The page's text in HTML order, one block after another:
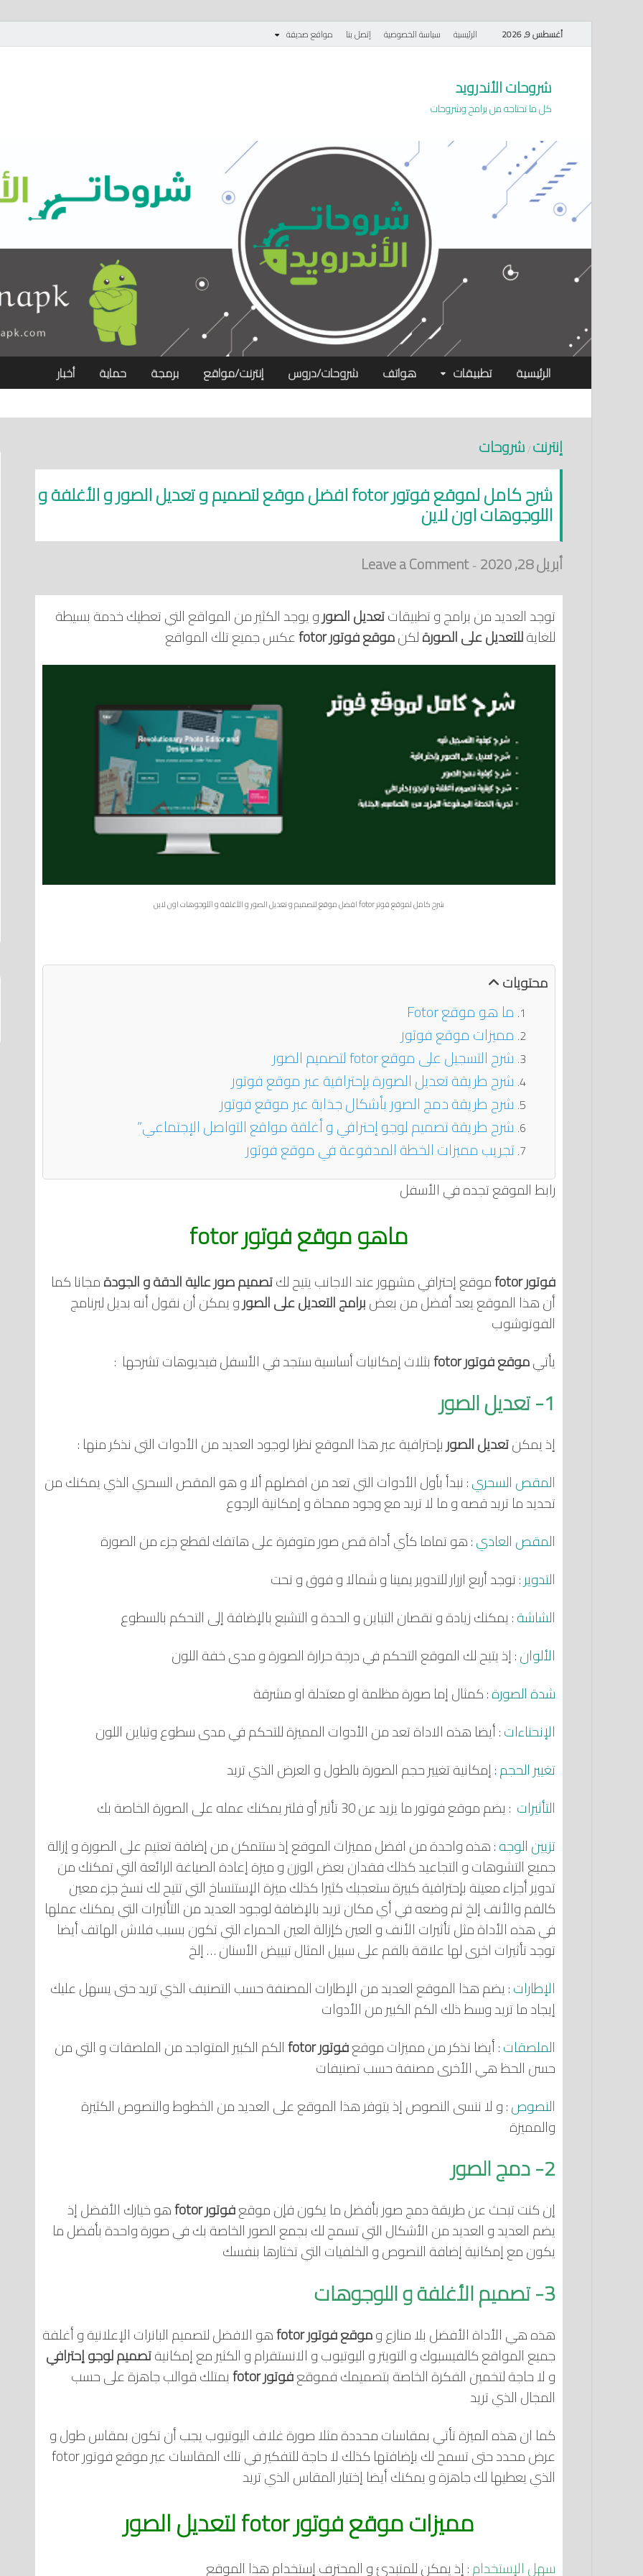
أغسطس 9, 2026 الرئيسية سياسة الخصوصية إتصل بنا مواقع صديقة
شروحات الأندرويد
كل ما تحتاجه من برامج وشروحات
الرئيسية تطبيقات هواتف شروحات/دروس إنترنت/مواقع برمجة حماية أخبار
إنترنت / شروحات
شرح كامل لموقع فوتور fotor افضل موقع لتصميم و تعديل الصور و الأغلفة و
اللوجوهات اون لاين
أبريل 28, 2020 -
Leave a Comment
توجد العديد من برامج و تطبيقاتتعديل الصورو يوجد الكثير من المواقع التي تعطيك خدمة بسيطة
للغايةللتعديل على الصورةلكنموقع فوتور fotor عكس جميع تلك المواقع
شرح كامل لموقع فوتر fotor افضل موقع لتصميم و تعديل الصور و الأغلفة و اللوجوهات اون لاين
محتويات
ما هو موقع Fotor
مميزات موقع فوتور
شرح التسجيل على موقع fotor لتصميم الصور
شرح طريقة تعديل الصورة بإحترافية عبر موقع فوتور
شرح طريقة دمج الصور بأشكال جذابة عبر موقع فوتور
شرح طريقة تصميم لوجو إحترافي و أغلفة مواقع التواصل الإجتماعي”
تجريب مميزات الخطة المدفوعة في موقع فوتور
رابط الموقع تجده في الأسفل
ماهو موقع فوتور fotor
فوتور fotor موقع إحترافي مشهور عند الاجانب يتيح لكتصميم صور عالية الدقة و الجودةمجانا كما
أن هذا الموقع يعد أفضل من بعضبرامج التعديل على الصورو يمكن أن نقول أنه بديل لبرنامج
الفوتوشوب
يأتيموقع فوتور fotor بثلاث إمكانيات أساسية ستجد في الأسفل فيديوهات تشرحها :
1- تعديل الصور
إذ يمكنتعديل الصوربإحترافية عبر هذا الموقع نظرا لوجود العديد من الأدوات التي نذكر منها :
المقص السحري: نبدأ بأول الأدوات التي تعد من افضلهم ألا و هو المقص السحري الذي يمكنك من
تحديد ما تريد قصه و ما لا تريد مع وجود ممحاة و إمكانية الرجوع
المقص العادي: هو تماما كأي أداة قص صور متوفرة على هاتفك لقطع جزء من الصورة
التدوير: توجد أربع ازرار للتدوير يمينا و شمالا و فوق و تحت
الشاشة: يمكنك زيادة و نقصان التباين و الحدة و التشبع بالإضافة إلى التحكم بالسطوع
الألوان: إذ يتيح لك الموقع التحكم في درجة حرارة الصورة و مدى خفة اللون
شدة الصورة: كمثال إما صورة مظلمة او معتدلة او مشرقة
الإنحناءات: أيضا هذه الاداة تعد من الأدوات المميزة للتحكم في مدى سطوع وتباين اللون
تغيير الحجم: إمكانية تغيير حجم الصورة بالطول و العرض الذي تريد
التأثيرات : يضم موقع فوتور ما يزيد عن 30 تأثير أو فلتر يمكنك عمله على الصورة الخاصة بك
تزيين الوجه: هذه واحدة من افضل مميزات الموقع إذ ستتمكن من إضافة تعتيم على الصورة و إزالة
جميع التشوهات و التجاعيد كذلك فقدان بعض الوزن و ميزة إعادة الصياغة الرائعة التي تمكنك من
تدوير أجزاء معينة بإحترافية كبيرة ستعجبك كثيرا كذلك ميزة الإستنساخ التي تتيح لك نسخ جزء معين
كالفم والأنف إلخ ثم وضعه في أي مكان تريد بالإضافة لوجود العديد من التأثيرات التي يمكنك عملها
في هذه الأداة مثل تأثيرات الأنف و العين كإزالة العين الحمراء التي تكون بسبب فلاش الهاتف أيضا
توجد تأثيرات اخرى لها علاقة بالفم على سبيل المثال تبييض الأسنان … إلخ
الإطارات: يضم هذا الموقع العديد من الإطارات المصنفة حسب التصنيف الذي تريد حتى يسهل عليك
إيجاد ما تريد وسط ذلك الكم الكبير من الأدوات
الملصقات: أيضا نذكر من مميزات موقعفوتور fotor
الكم الكبير المتواجد من الملصقات و التي من
حسن الحظ هي الأخرى مصنفة حسب تصنيفات
النصوص: و لا ننسى النصوص إذ يتوفر هذا الموقع على العديد من الخطوط والنصوص الكثيرة
والمميزة
2- دمج الصور
إن كنت تبحث عن طريقة دمج صور بأفضل ما يكون فإن موقعفوتور fotor
هو خيارك الأفضل إذ
يضم العديد و العديد من الأشكال التي تسمح لك بجمع الصور الخاصة بك في صورة واحدة بأفضل ما
يكون مع إمكانية إضافة النصوص و الخلفيات التي تختارها بنفسك
3- تصميم الأغلفة و اللوجوهات
هذه هي الأداة الأفضل بلا منازع وموقع فوتور fotor
هو الافضل لتصميم البانرات الإعلانية و أغلفة
جميع المواقع كالفيسبوك و التويتر و اليوتيوب و الانستقرام و الكثير مع إمكانيةتصميم لوجو إحترافي
و لا حاجة لتخمين الفكرة الخاصة بتصميمك فموقعفوتور fotor
يمتلك قوالب جاهزة على حسب
المجال الذي تريد
كما ان هذه الميزة تأتي بمقاسات محددة مثلا صورة غلاف اليوتيوب يجب أن تكون بمقاس طول و
عرض محدد حتى تسمح لك بإضافتها كذلك لا حاجة للتفكير في تلك المقاسات عبر موقع فوتور fotor
الذي يعطيها لك جاهزة و يمكنك أيضا إختيار المقاس الذي تريد
مميزات موقع فوتور fotor لتعديل الصور
سهل الإستخدام: إذ يمكن للمتبدئ و المحترف إستخدام هذا الموقع